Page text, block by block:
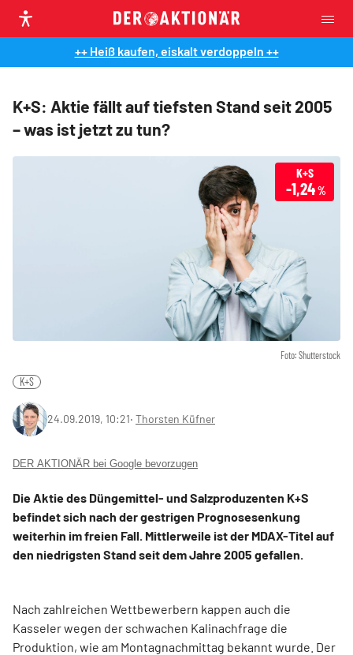
++ Heiß kaufen, eiskalt verdoppeln ++
K+S: Aktie fällt auf tiefsten Stand seit 2005
– was ist jetzt zu tun?
Foto: Shutterstock
K+S
-1,24%
K+S
24.09.2019, 10:21‧ Thorsten Küfner
DER AKTIONÄR bei Google bevorzugen
Die Aktie des Düngemittel- und Salzproduzenten K+S
befindet sich nach der gestrigen Prognosesenkung
weiterhin im freien Fall. Mittlerweile ist der MDAX-Titel auf
den niedrigsten Stand seit dem Jahre 2005 gefallen.
Nach zahlreichen Wettbewerbern kappen auch die
Kasseler wegen der schwachen Kalinachfrage die
Produktion, wie am Montagnachmittag bekannt wurde. Der